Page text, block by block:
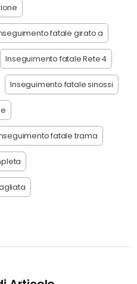
fatale girato a
Inseguimento fatale Rete 4
Inseguimento fatale sinossi
fatale trama